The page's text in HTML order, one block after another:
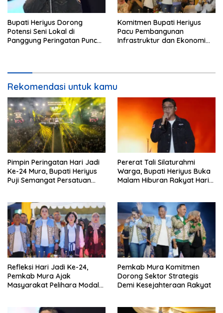
Bupati Heriyus Dorong
Potensi Seni Lokal di
Panggung Peringatan Puncak
Komitmen Bupati Heriyus
Pacu Pembangunan
Infrastruktur dan Ekonomi
Rekomendasi untuk kamu
Pimpin Peringatan Hari Jadi
Ke-24 Mura, Bupati Heriyus
Puji Semangat Persatuan
Pererat Tali Silaturahmi
Warga, Bupati Heriyus Buka
Malam Hiburan Rakyat Hari
Refleksi Hari Jadi Ke-24,
Pemkab Mura Ajak
Masyarakat Pelihara Modal
Pemkab Mura Komitmen
Dorong Sektor Strategis
Demi Kesejahteraan Rakyat